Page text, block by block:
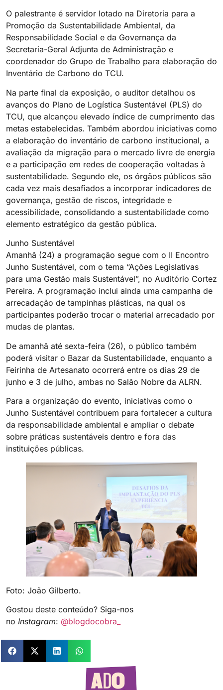
O palestrante é servidor lotado na Diretoria para a
Promoção da Sustentabilidade Ambiental, da
Responsabilidade Social e da Governança da
Secretaria-Geral Adjunta de Administração e
coordenador do Grupo de Trabalho para elaboração do
Inventário de Carbono do TCU.
Na parte final da exposição, o auditor detalhou os
avanços do Plano de Logística Sustentável (PLS) do
TCU, que alcançou elevado índice de cumprimento das
metas estabelecidas. Também abordou iniciativas como
a elaboração do inventário de carbono institucional, a
avaliação da migração para o mercado livre de energia
e a participação em redes de cooperação voltadas à
sustentabilidade. Segundo ele, os órgãos públicos são
cada vez mais desafiados a incorporar indicadores de
governança, gestão de riscos, integridade e
acessibilidade, consolidando a sustentabilidade como
elemento estratégico da gestão pública.
Junho Sustentável
Amanhã (24) a programação segue com o II Encontro
Junho Sustentável, com o tema “Ações Legislativas
para uma Gestão mais Sustentável”, no Auditório Cortez
Pereira. A programação inclui ainda uma campanha de
arrecadação de tampinhas plásticas, na qual os
participantes poderão trocar o material arrecadado por
mudas de plantas.
De amanhã até sexta-feira (26), o público também
poderá visitar o Bazar da Sustentabilidade, enquanto a
Feirinha de Artesanato ocorrerá entre os dias 29 de
junho e 3 de julho, ambas no Salão Nobre da ALRN.
Para a organização do evento, iniciativas como o
Junho Sustentável contribuem para fortalecer a cultura
da responsabilidade ambiental e ampliar o debate
sobre práticas sustentáveis dentro e fora das
instituições públicas.
Foto: João Gilberto.
Gostou deste conteúdo? Siga-nos
no Instagram: @blogdocobra_